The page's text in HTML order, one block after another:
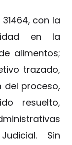
con la
en la
alimentos;
trazado,
proceso,
resuelto,
Sin